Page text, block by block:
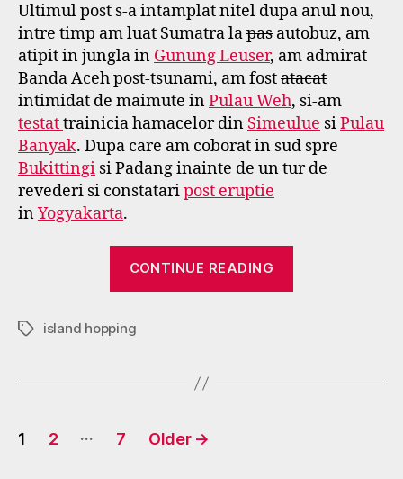
Ultimul post s-a intamplat nitel dupa anul nou,
intre timp am luat Sumatra lapas autobuz, am
atipit in jungla in Gunung Leuser, am admirat
Banda Aceh post-tsunami, am fostatacat
intimidat de maimute inPulau Weh, si-am
testattrainicia hamacelor din Simeulue siPulau
Banyak. Dupa care am coborat in sud spre
Bukittingi si Padang inainte de un tur de
revederi si constataripost eruptie
inYogyakarta.
CONTINUE READING
Tagsisland hopping
Posts
1 2 … 7 Older →